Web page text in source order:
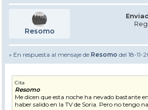
Resomo
» En respuesta al mensaje de Resomo del 18-11-
Cita
Resomo
Me dicen que esta noche ha nevado bastante
haber salido en la TV de Soria. Pero no tengo